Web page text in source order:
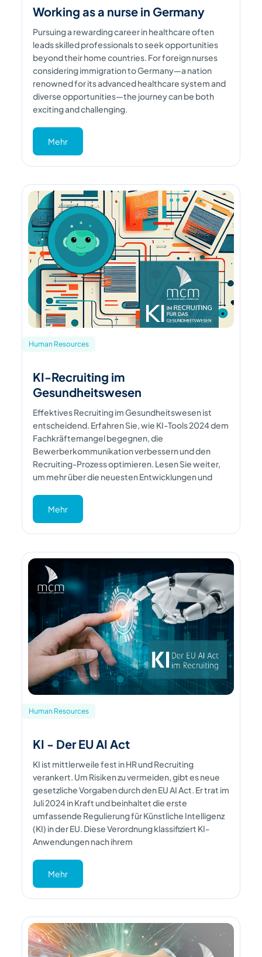
Working as a nurse in Germany
Pursuing a rewarding career in healthcare often
leads skilled professionals to seek opportunities
beyond their home countries. For foreign nurses
considering immigration to Germany—a nation
renowned for its advanced healthcare system and
diverse opportunities—the journey can be both
exciting and challenging.
Mehr
Human Resources
KI-Recruiting im
Gesundheitswesen
Effektives Recruiting im Gesundheitswesen ist
entscheidend. Erfahren Sie, wie KI-Tools 2024 dem
Fachkräftemangel begegnen, die
Bewerberkommunikation verbessern und den
Recruiting-Prozess optimieren. Lesen Sie weiter,
um mehr über die neuesten Entwicklungen und
Mehr
Human Resources
KI - Der EU AI Act
KI ist mittlerweile fest in HR und Recruiting
verankert. Um Risiken zu vermeiden, gibt es neue
gesetzliche Vorgaben durch den EU AI Act. Er trat im
Juli 2024 in Kraft und beinhaltet die erste
umfassende Regulierung für Künstliche Intelligenz
(KI) in der EU. Diese Verordnung klassifiziert KI-
Anwendungen nach ihrem
Mehr